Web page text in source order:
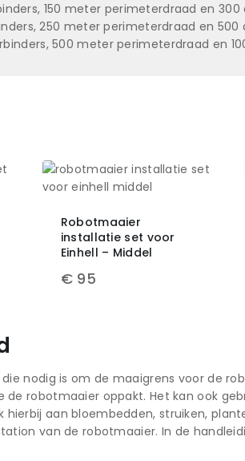
150 meter perimeterdraad en 300
250 meter perimeterdraad en 500
500 meter perimeterdraad en
Robotmaaier
installatie set voor
Einhell – Middel
€ 95
nodig is om de maaigrens voor de
de robotmaaier oppakt. Het kan ook
hierbij aan bloembedden, struiken,
van de robotmaaier. In de